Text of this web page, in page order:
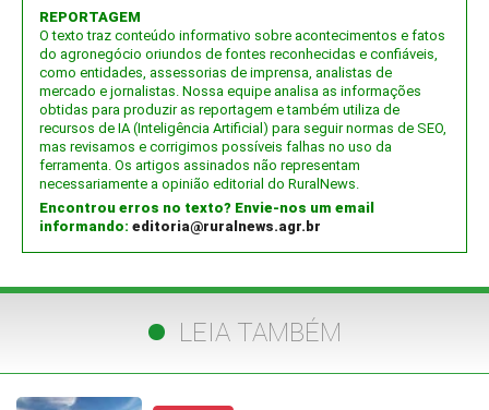
REPORTAGEM
O texto traz conteúdo informativo sobre acontecimentos e fatos
do agronegócio oriundos de fontes reconhecidas e confiáveis,
como entidades, assessorias de imprensa, analistas de
mercado e jornalistas. Nossa equipe analisa as informações
obtidas para produzir as reportagem e também utiliza de
recursos de IA (Inteligência Artificial) para seguir normas de SEO,
mas revisamos e corrigimos possíveis falhas no uso da
ferramenta. Os artigos assinados não representam
necessariamente a opinião editorial do RuralNews.
Encontrou erros no texto? Envie-nos um email
informando: editoria@ruralnews.agr.br
LEIA TAMBÉM